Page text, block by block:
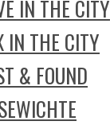
IN THE CITY
IN THE CITY
& FOUND